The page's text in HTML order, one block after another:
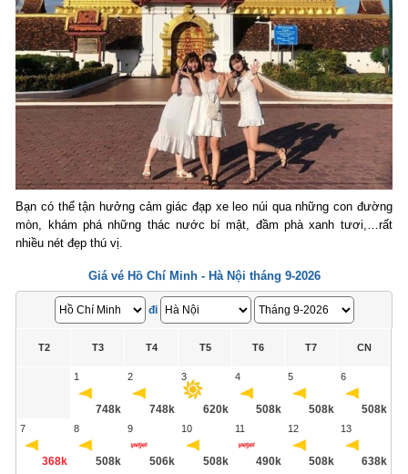
Bạn có thể tận hưởng cảm giác đạp xe leo núi qua những con đường
mòn, khám phá những thác nước bí mật, đầm phà xanh tươi,…rất
nhiều nét đẹp thú vị.
Giá vé Hồ Chí Minh - Hà Nội tháng 9-2026
đi
T2 T3 T4 T5 T6 T7 CN
1
748k
2
748k
3
620k
4
508k
5
508k
6
508k
7
368k
8
508k
9
506k
10
508k
11
490k
12
508k
13
638k